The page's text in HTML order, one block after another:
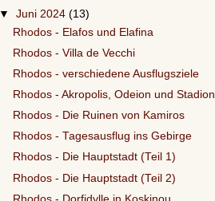
▼Juni 2024(13)
Rhodos - Elafos und Elafina
Rhodos - Villa de Vecchi
Rhodos - verschiedene Ausflugsziele
Rhodos - Akropolis, Odeion und Stadion
Rhodos - Die Ruinen von Kamiros
Rhodos - Tagesausflug ins Gebirge
Rhodos - Die Hauptstadt (Teil 1)
Rhodos - Die Hauptstadt (Teil 2)